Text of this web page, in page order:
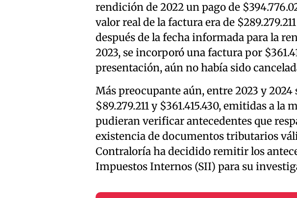
rendición de 2022 un pago de
valor real de la factura era de
después de la fecha informada para la
2023, se incorporó una factura por
presentación, aún no había sido
Más preocupante aún, entre 2023 y
$89.279.211 y $361.415.430, emitidas a la
pudieran verificar antecedentes que
existencia de documentos tributarios
Contraloría ha decidido remitir los
Impuestos Internos (SII) para su